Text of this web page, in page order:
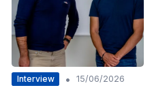
Interview •
15/06/2026